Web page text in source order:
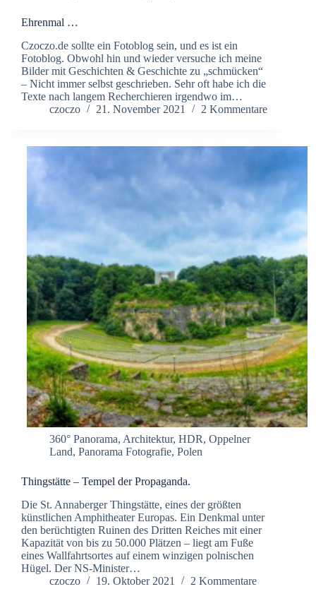
Ehrenmal …
Czoczo.de sollte ein Fotoblog sein, und es ist ein
Fotoblog. Obwohl hin und wieder versuche ich meine
Bilder mit Geschichten & Geschichte zu „schmücken“
– Nicht immer selbst geschrieben. Sehr oft habe ich die
Texte nach langem Recherchieren irgendwo im…
czoczo
21. November 2021 2 Kommentare
360° Panorama, Architektur, HDR, Oppelner
Land, Panorama Fotografie, Polen
Thingstätte – Tempel der Propaganda.
Die St. Annaberger Thingstätte, eines der größten
künstlichen Amphitheater Europas. Ein Denkmal unter
den berüchtigten Ruinen des Dritten Reiches mit einer
Kapazität von bis zu 50.000 Plätzen – liegt am Fuße
eines Wallfahrtsortes auf einem winzigen polnischen
Hügel. Der NS-Minister…
czoczo
19. Oktober 2021 2 Kommentare